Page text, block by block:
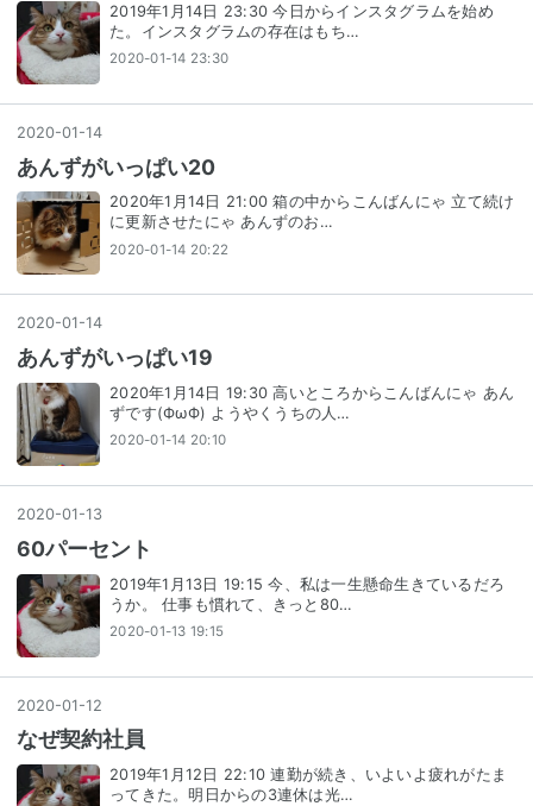
2019年1月14日 23:30 今日からインスタグラムを始め
た。インスタグラムの存在はもち…
2020-01-14 23:30
2020-01 -14
あんずがいっぱい20
2020年1月14日 21:00 箱の中からこんばんにゃ 立て続け
に更新させたにゃ あんずのお…
2020-01-14 20:22
2020-01 -14
あんずがいっぱい19
2020年1月14日 19:30 高いところからこんばんにゃ あん
ずです(ФωФ) ようやくうちの人…
2020-01-14 20:10
2020-01 -13
60パーセント
2019年1月13日 19:15 今、私は一生懸命生きているだろ
うか。 仕事も慣れて、きっと80…
2020-01-13 19:15
2020-01-12
なぜ契約社員
2019年1月12日 22:10 連勤が続き、いよいよ疲れがたま
ってきた。明日からの3連休は光…